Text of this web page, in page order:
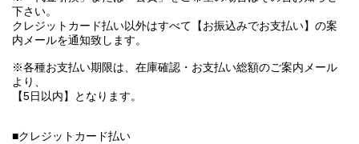
下さい。
クレジットカード払い以外はすべて【お振込みでお支払い】の案
内メールを通知致します。
※各種お支払い期限は、在庫確認・お支払い総額のご案内メール
より、
【5日以内】となります。
■クレジットカード払い